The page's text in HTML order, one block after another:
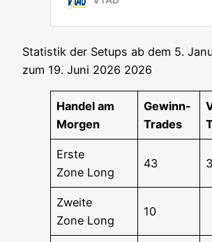
Sta­tis­tik der Set­ups ab dem 5.
zum 19. Juni 2026 2026
Han­del am
Morgen
Gewinn-
Trades
Ers­te
Zone Long
43 3
Zwei­te
Zone Long
10